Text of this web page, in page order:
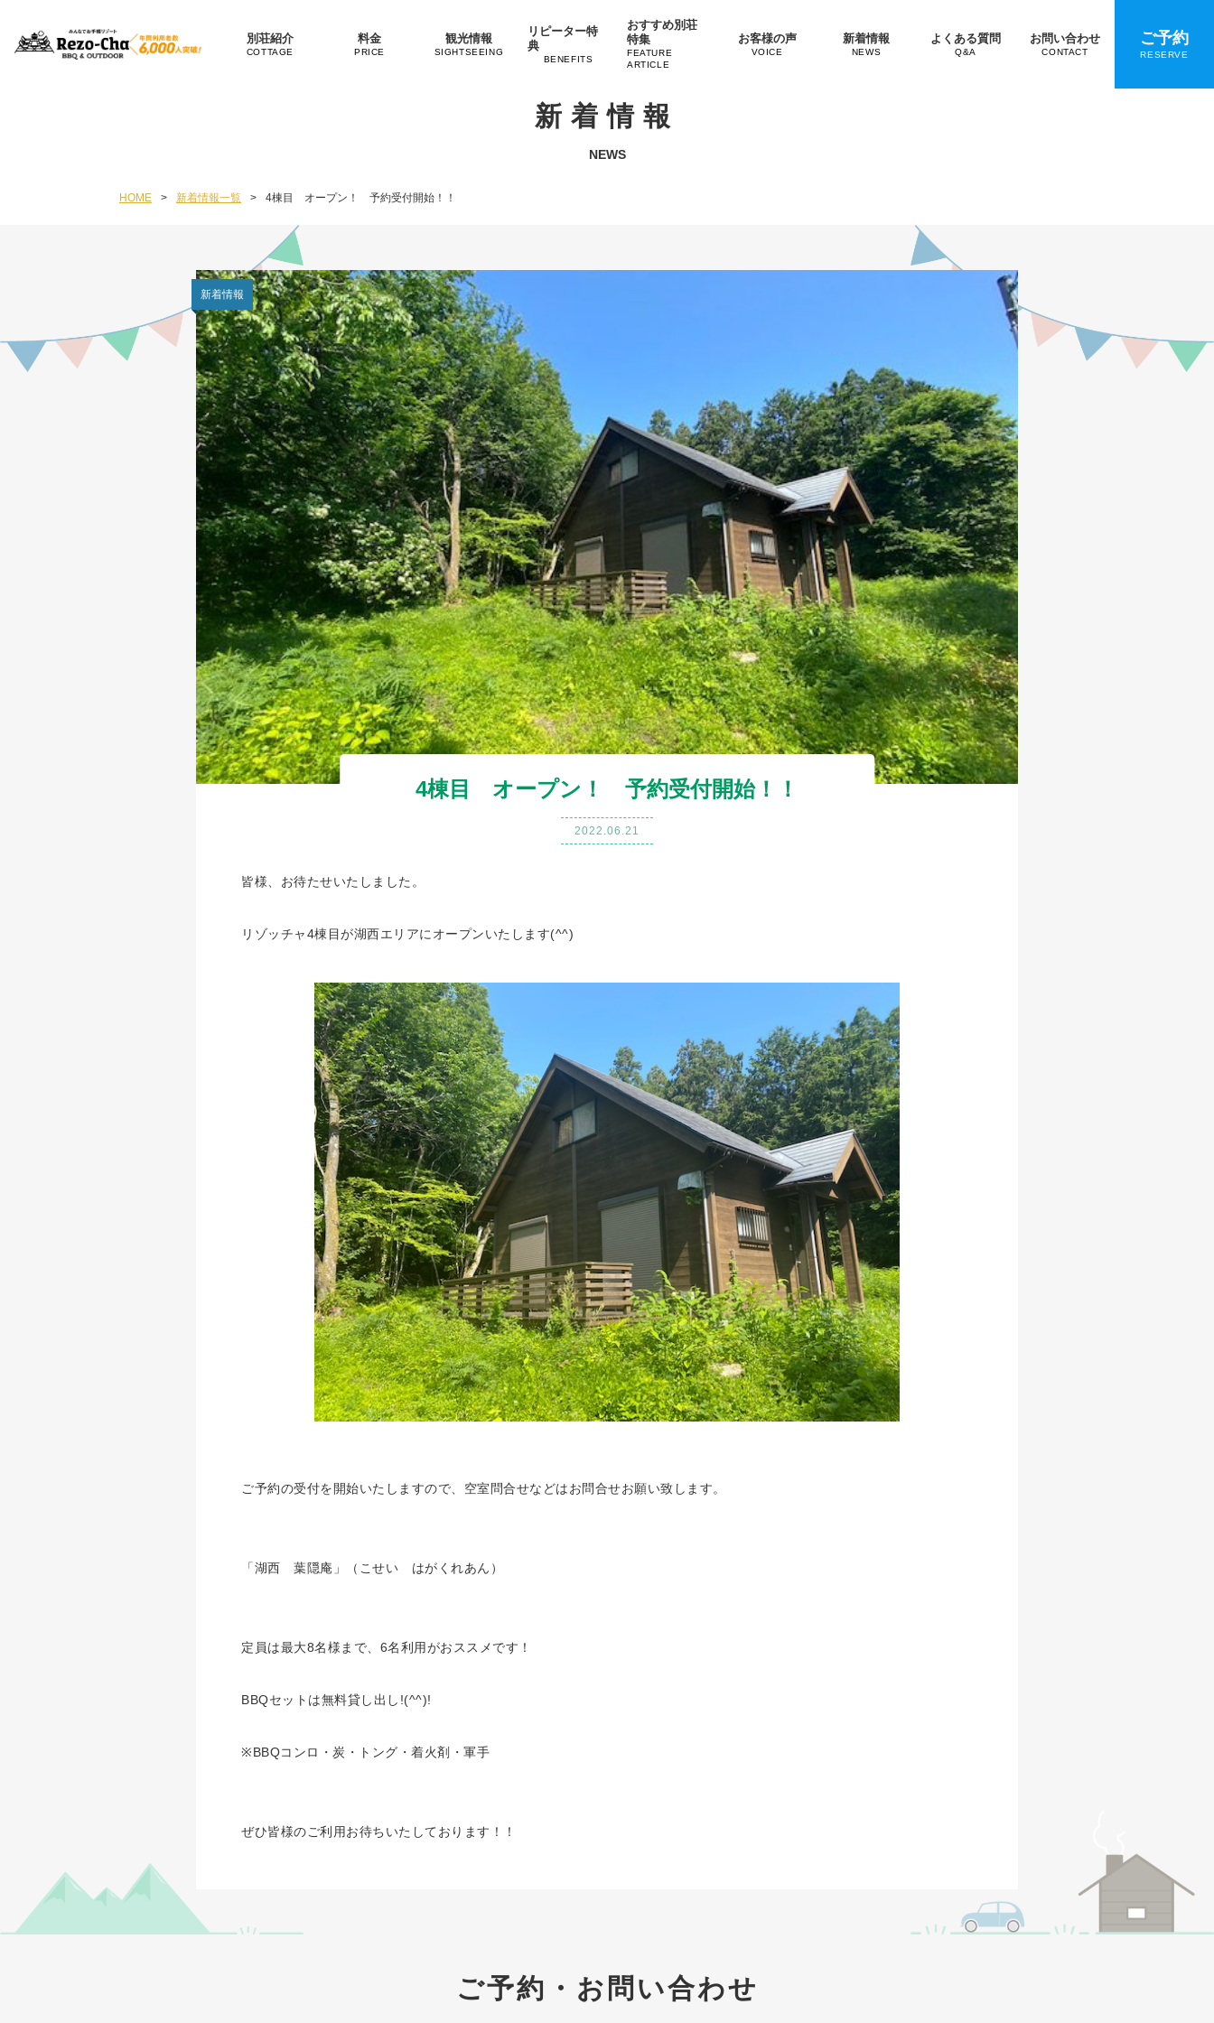
別荘紹介
COTTAGE
料金
PRICE
観光情報
SIGHTSEEING
リピーター特
典
BENEFITS
おすすめ別荘
特集
FEATURE
ARTICLE
お客様の声
VOICE
新着情報
NEWS
よくある質問
Q&A
お問い合わせ
CONTACT
ご予約
RESERVE
新着情報
NEWS
HOME > 新着情報一覧 > 4棟目 オープン！ 予約受付開始！！
新着情報
4棟目 オープン！ 予約受付開始！！
2022.06.21
皆様、お待たせいたしました。
リゾッチャ4棟目が湖西エリアにオープンいたします(^^)
ご予約の受付を開始いたしますので、空室問合せなどはお問合せお願い致します。
「湖西 葉隠庵」（こせい はがくれあん）
定員は最大8名様まで、6名利用がおススメです！
BBQセットは無料貸し出し!(^^)!
※BBQコンロ・炭・トング・着火剤・軍手
ぜひ皆様のご利用お待ちいたしております！！
ご予約・お問い合わせ